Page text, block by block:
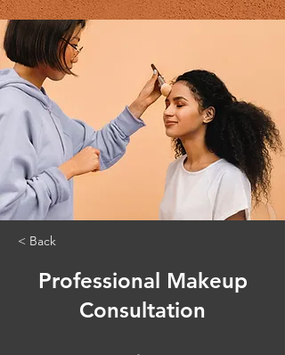
< Back
Professional Makeup
Consultation